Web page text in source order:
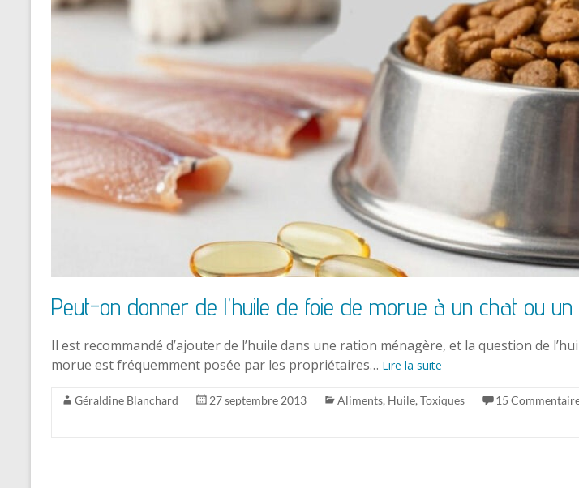
Peut-on donner de l’huile de foie de morue à un chat ou un
Il est recommandé d’ajouter de l’huile dans une ration ménagère, et la question de
morue est fréquemment posée par les propriétaires… Lire la suite
Géraldine Blanchard 27 septembre 2013 Aliments, Huile, Toxiques 15